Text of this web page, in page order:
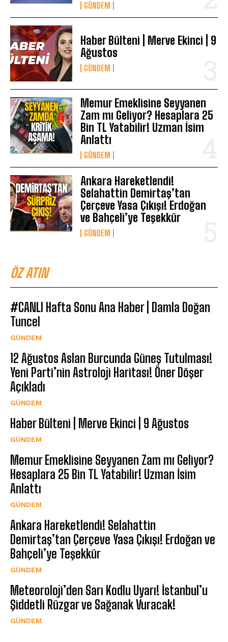
GÜNDEM
Haber Bülteni | Merve Ekinci | 9
Ağustos
GÜNDEM
Memur Emeklisine Seyyanen
Zam mı Geliyor? Hesaplara 25
Bin TL Yatabilir! Uzman İsim
Anlattı
GÜNDEM
Ankara Hareketlendi!
Selahattin Demirtaş’tan
Çerçeve Yasa Çıkışı! Erdoğan
ve Bahçeli’ye Teşekkür
GÜNDEM
ÖZ ATIN
#CANLI Hafta Sonu Ana Haber | Damla Doğan
Tuncel
GÜNDEM
12 Ağustos Aslan Burcunda Güneş Tutulması!
Yeni Parti’nin Astroloji Haritası! Öner Döşer
Açıkladı
GÜNDEM
Haber Bülteni | Merve Ekinci | 9 Ağustos
GÜNDEM
Memur Emeklisine Seyyanen Zam mı Geliyor?
Hesaplara 25 Bin TL Yatabilir! Uzman İsim
Anlattı
GÜNDEM
Ankara Hareketlendi! Selahattin
Demirtaş’tan Çerçeve Yasa Çıkışı! Erdoğan ve
Bahçeli’ye Teşekkür
GÜNDEM
Meteoroloji’den Sarı Kodlu Uyarı! İstanbul’u
Şiddetli Rüzgar ve Sağanak Vuracak!
GÜNDEM